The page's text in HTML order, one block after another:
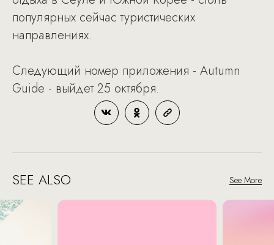
популярных сейчас туристических
направлениях.
Следующий номер приложения - Autumn
Guide - выйдет 25 октября.
SEE ALSO See More